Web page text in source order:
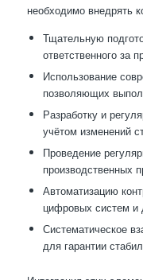
необходимо внедрять
Тщательную
ответственного за
Использование
позволяющих
Разработку и
учётом изменений
Проведение
производственных
Автоматизацию
цифровых систем и
Систематическое
для гарантии